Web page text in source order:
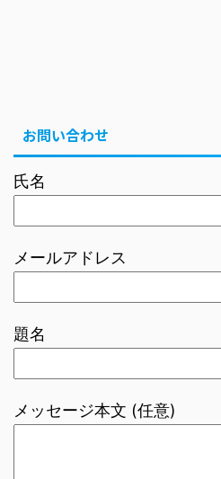
お問い合わせ
氏名
メールアドレス
題名
メッセージ本文 (任意)